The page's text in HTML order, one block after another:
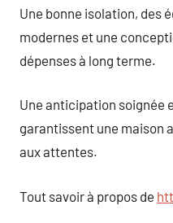
Une bonne isolation, des
modernes et une
dépenses à long terme.
Une anticipation soignée
garantissent une maison
aux attentes.
Tout savoir à propos de